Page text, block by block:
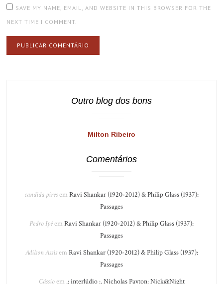
SAVE MY NAME, EMAIL, AND WEBSITE IN THIS BROWSER FOR THE
NEXT TIME I COMMENT.
Outro blog dos bons
Milton Ribeiro
Comentários
candida piresem Ravi Shankar (1920-2012) & Philip Glass (1937):
Passages
Pedro Ipêem Ravi Shankar (1920-2012) & Philip Glass (1937):
Passages
Adilson Assisem Ravi Shankar (1920-2012) & Philip Glass (1937):
Passages
Cássioem .: interlúdio :. Nicholas Payton: Nick@Night